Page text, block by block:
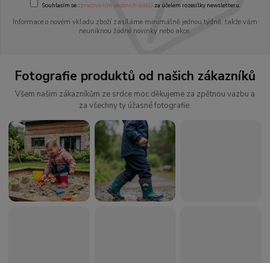
Souhlasím se zpracováním osobních údajůza účelem rozesílky newsletteru.
Informace o novém vkladu zboží zasíláme minimálně jednou týdně, takže vám
neuniknou žádné novinky nebo akce.
Fotografie produktů od našich zákazníků
Všem našim zákazníkům ze srdce moc děkujeme za zpětnou vazbu a
za všechny ty úžasné fotografie.